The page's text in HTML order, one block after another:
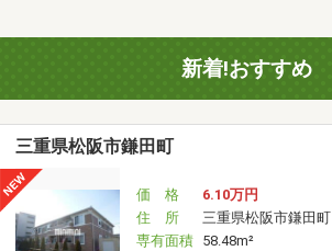
新着!おすすめ
三重県松阪市鎌田町
価 格
6.10万円
住 所
三重県松阪市鎌田町
専有面積 58.48m²